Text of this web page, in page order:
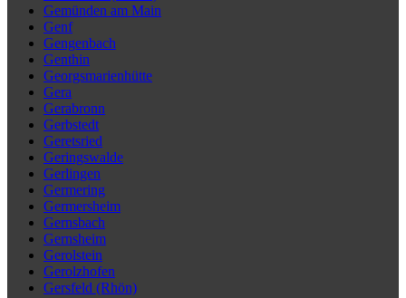
Gemünden am Main
Genf
Gengenbach
Genthin
Georgsmarienhütte
Gera
Gerabronn
Gerbstedt
Geretsried
Geringswalde
Gerlingen
Germering
Germersheim
Gernsbach
Gernsheim
Gerolstein
Gerolzhofen
Gersfeld (Rhön)